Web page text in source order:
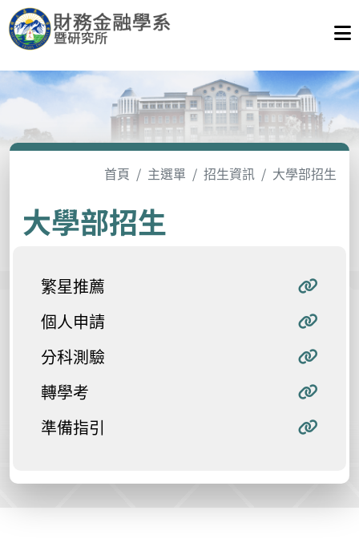
首頁 主選單 招生資訊 大學部招生
大學部招生
繁星推薦
個人申請
分科測驗
轉學考
準備指引